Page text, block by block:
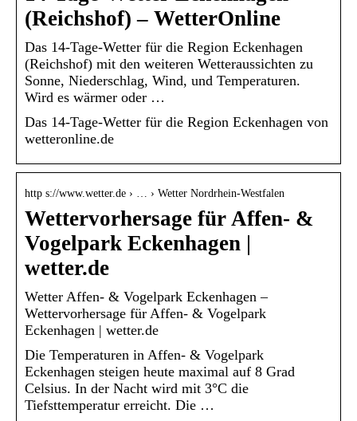
(Reichshof) – WetterOnline
Das 14-Tage-Wetter für die Region Eckenhagen
(Reichshof) mit den weiteren Wetteraussichten zu
Sonne, Niederschlag, Wind, und Temperaturen.
Wird es wärmer oder …
Das 14-Tage-Wetter für die Region Eckenhagen von
wetteronline.de
http s://www.wetter.de › … › Wetter Nordrhein-Westfalen
Wettervorhersage für Affen- &
Vogelpark Eckenhagen |
wetter.de
Wetter Affen- & Vogelpark Eckenhagen –
Wettervorhersage für Affen- & Vogelpark
Eckenhagen | wetter.de
Die Temperaturen in Affen- & Vogelpark
Eckenhagen steigen heute maximal auf 8 Grad
Celsius. In der Nacht wird mit 3°C die
Tiefsttemperatur erreicht. Die …